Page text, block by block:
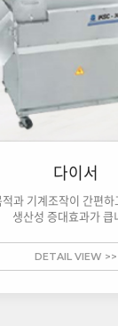
다이서
과 기계조작이 간편
생산성 증대효과가 큽
DETAIL VIEW >>